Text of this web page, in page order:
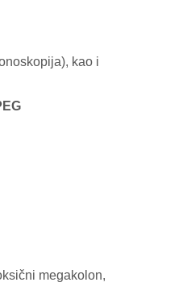
kao i
megakolon,